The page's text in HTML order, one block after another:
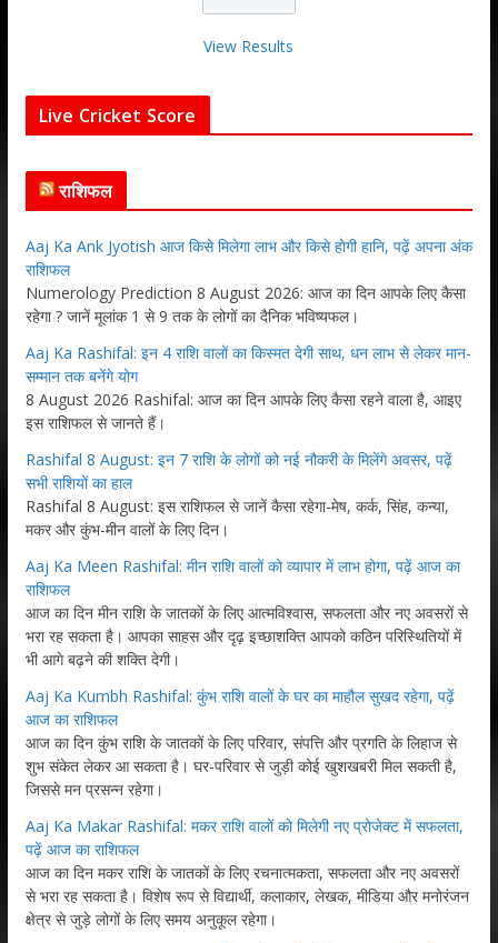
View Results
Live Cricket Score
राशिफल
Aaj Ka Ank Jyotish आज किसे मिलेगा लाभ और किसे होगी हानि, पढ़ें अपना अंक
राशिफल
Numerology Prediction 8 August 2026: आज का दिन आपके लिए कैसा
रहेगा ? जानें मूलांक 1 से 9 तक के लोगों का दैनिक भविष्यफल।
Aaj Ka Rashifal: इन 4 राशि वालों का किस्मत देगी साथ, धन लाभ से लेकर मान-
सम्मान तक बनेंगे योग
8 August 2026 Rashifal: आज का दिन आपके लिए कैसा रहने वाला है, आइए
इस राशिफल से जानते हैं।
Rashifal 8 August: इन 7 राशि के लोगों को नई नौकरी के मिलेंगे अवसर, पढ़ें
सभी राशियों का हाल
Rashifal 8 August: इस राशिफल से जानें कैसा रहेगा-मेष, कर्क, सिंह, कन्या,
मकर और कुंभ-मीन वालों के लिए दिन।
Aaj Ka Meen Rashifal: मीन राशि वालों को व्यापार में लाभ होगा, पढ़ें आज का
राशिफल
आज का दिन मीन राशि के जातकों के लिए आत्मविश्वास, सफलता और नए अवसरों से
भरा रह सकता है। आपका साहस और दृढ़ इच्छाशक्ति आपको कठिन परिस्थितियों में
भी आगे बढ़ने की शक्ति देगी।
Aaj Ka Kumbh Rashifal: कुंभ राशि वालों के घर का माहौल सुखद रहेगा, पढ़ें
आज का राशिफल
आज का दिन कुंभ राशि के जातकों के लिए परिवार, संपत्ति और प्रगति के लिहाज से
शुभ संकेत लेकर आ सकता है। घर-परिवार से जुड़ी कोई खुशखबरी मिल सकती है,
जिससे मन प्रसन्न रहेगा।
Aaj Ka Makar Rashifal: मकर राशि वालों को मिलेगी नए प्रोजेक्ट में सफलता,
पढ़ें आज का राशिफल
आज का दिन मकर राशि के जातकों के लिए रचनात्मकता, सफलता और नए अवसरों
से भरा रह सकता है। विशेष रूप से विद्यार्थी, कलाकार, लेखक, मीडिया और मनोरंजन
क्षेत्र से जुड़े लोगों के लिए समय अनुकूल रहेगा।